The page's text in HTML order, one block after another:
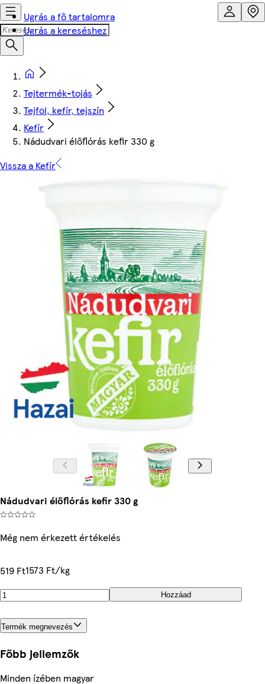
Ugrás a fő tartalomra
Ugrás a kereséshez
Tejtermék-tojás
Tejföl, kefír, tejszín
Kefír
Nádudvari élőflórás kefir 330 g
Vissza a Kefír
Nádudvari élőflórás kefir 330 g
Még nem érkezett értékelés
519 Ft1573 Ft/kg
Hozzáad
Termék megnevezés
Főbb jellemzők
Minden ízében magyar